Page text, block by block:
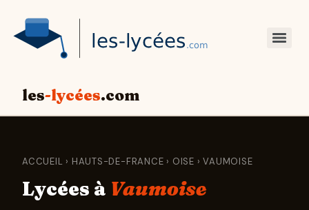
les-lycées.com
ACCUEIL › HAUTS-DE-FRANCE › OISE › VAUMOISE
Lycées à Vaumoise